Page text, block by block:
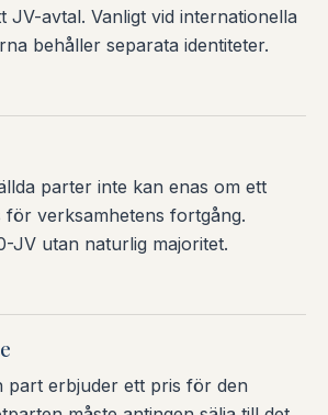
JV-avtal. Vanligt vid internationella
behåller separata identiteter.
parter inte kan enas om ett
för verksamhetens fortgång.
JV utan naturlig majoritet.
part erbjuder ett pris för den